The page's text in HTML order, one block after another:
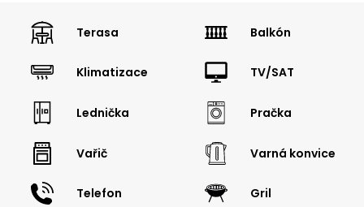
Terasa Balkón
Klimatizace TV/SAT
Lednička Pračka
Vařič Varná konvice
Telefon Gril